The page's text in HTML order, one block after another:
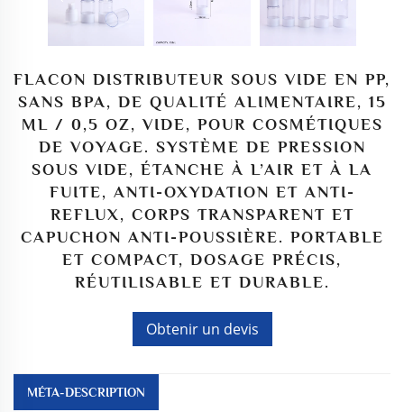
FLACON DISTRIBUTEUR SOUS VIDE EN PP,
SANS BPA, DE QUALITÉ ALIMENTAIRE, 15
ML / 0,5 OZ, VIDE, POUR COSMÉTIQUES
DE VOYAGE. SYSTÈME DE PRESSION
SOUS VIDE, ÉTANCHE À L’AIR ET À LA
FUITE, ANTI-OXYDATION ET ANTI-
REFLUX, CORPS TRANSPARENT ET
CAPUCHON ANTI-POUSSIÈRE. PORTABLE
ET COMPACT, DOSAGE PRÉCIS,
RÉUTILISABLE ET DURABLE.
Obtenir un devis
MÉTA-DESCRIPTION